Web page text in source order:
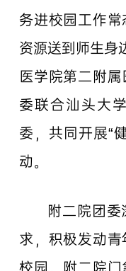
务进校园工作
资源送到师生身
医学院第二附
委联合汕头大
委，共同开展“
动。
附二院团
求，积极发动
校园。附二院